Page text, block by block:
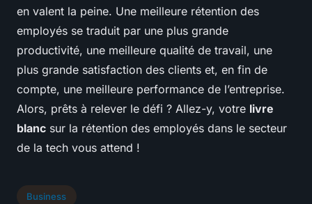
en valent la peine. Une meilleure rétention des
employés se traduit par une plus grande
productivité, une meilleure qualité de travail, une
plus grande satisfaction des clients et, en fin de
compte, une meilleure performance de l’entreprise.
Alors, prêts à relever le défi ? Allez-y, votre livre
blanc sur la rétention des employés dans le secteur
de la tech vous attend !
Business